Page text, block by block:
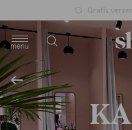
Gratis
menu